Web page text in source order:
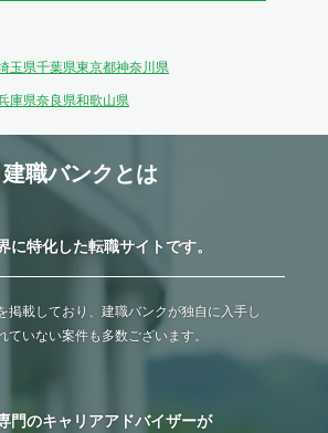
玉県千葉県東京都神奈川県
庫県奈良県和歌山県
建職バンクとは
に特化した転職サイトです。
掲載しており、建職バンクが独自に入手し
ていない案件も多数ございます。
門のキャリアアドバイザーが